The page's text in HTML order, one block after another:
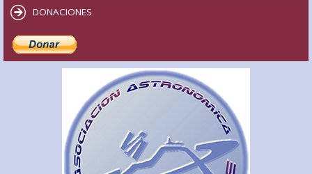
DONACIONES